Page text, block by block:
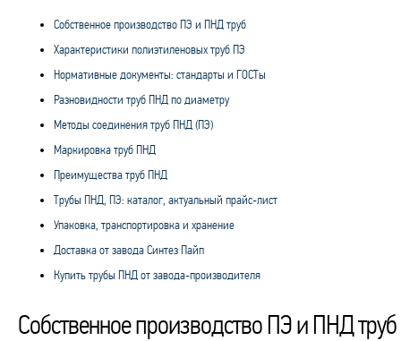
Собственное производство ПЭ и ПНД труб
Характеристики полиэтиленовых труб ПЭ
Нормативные документы: стандарты и ГОСТы
Разновидности труб ПНД по диаметру
Методы соединения труб ПНД (ПЭ)
Маркировка труб ПНД
Преимущества труб ПНД
Трубы ПНД, ПЭ: каталог, актуальный прайс-лист
Упаковка, транспортировка и хранение
Доставка от завода Синтез Пайп
Купить трубы ПНД от завода-производителя
Собственное производство ПЭ и ПНД труб